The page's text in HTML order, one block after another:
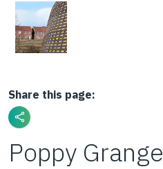
Share this page:
Poppy Grange